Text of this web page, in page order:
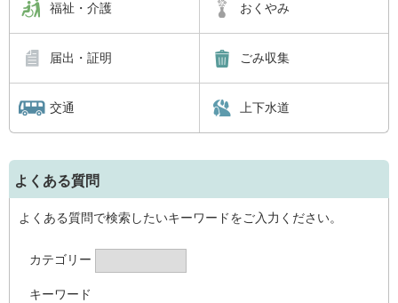
福祉・介護 おくやみ
届出・証明 ごみ収集
交通 上下水道
よくある質問
よくある質問で検索したいキーワードをご入力ください。
カテゴリー
キーワード